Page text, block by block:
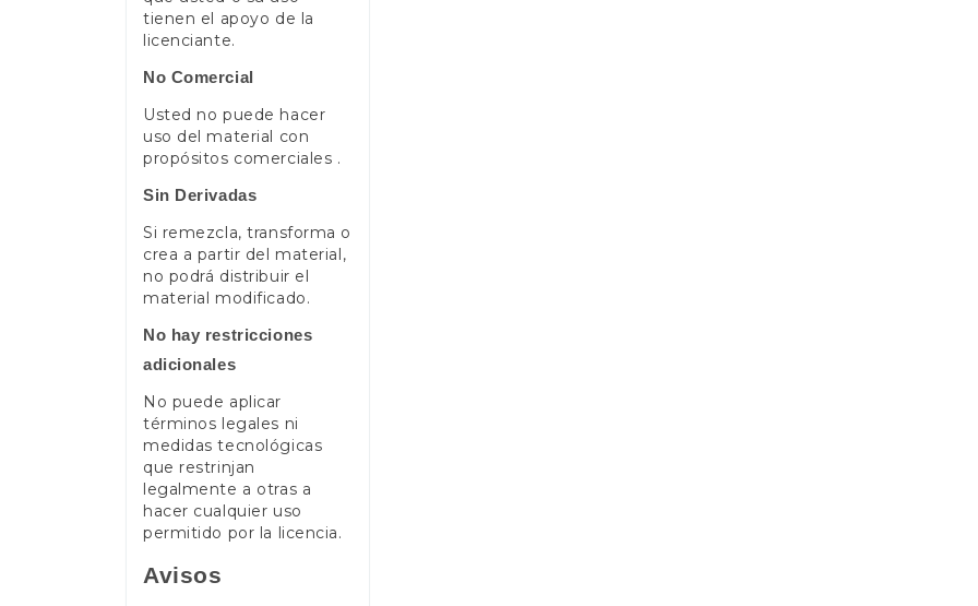
tienen el apoyo de la
licenciante.
No Comercial
Usted no puede hacer
uso del material con
propósitos comerciales .
Sin Derivadas
Si remezcla, transforma o
crea a partir del material,
no podrá distribuir el
material modificado.
No hay restricciones
adicionales
No puede aplicar
términos legales ni
medidas tecnológicas
que restrinjan
legalmente a otras a
hacer cualquier uso
permitido por la licencia.
Avisos